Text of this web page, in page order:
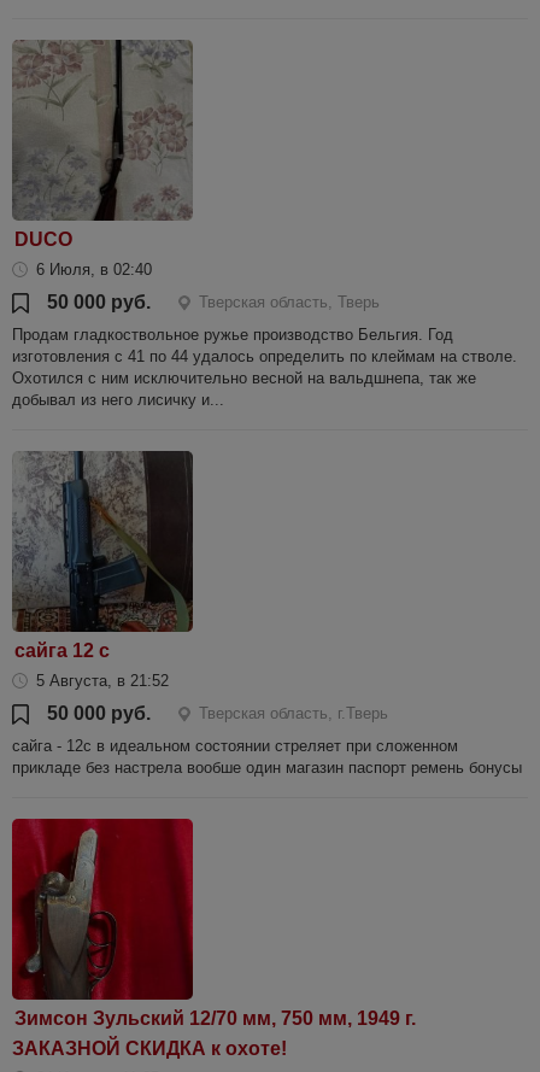
DUCO
6 Июля, в 02:40
50 000 руб.
Тверская область, Тверь
Продам гладкоствольное ружье производство Бельгия. Год
изготовления с 41 по 44 удалось определить по клеймам на стволе.
Охотился с ним исключительно весной на вальдшнепа, так же
добывал из него лисичку и...
сайга 12 с
5 Августа, в 21:52
50 000 руб.
Тверская область, г.Тверь
сайга - 12с в идеальном состоянии стреляет при сложенном
прикладе без настрела вообше один магазин паспорт ремень бонусы
Зимсон Зульский 12/70 мм, 750 мм, 1949 г.
ЗАКАЗНОЙ СКИДКА к охоте!